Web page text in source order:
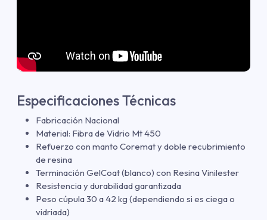
Especificaciones Técnicas
Fabricación Nacional
Material: Fibra de Vidrio Mt 450
Refuerzo con manto Coremat y doble recubrimiento
de resina
Terminación GelCoat (blanco) con Resina Vinilester
Resistencia y durabilidad garantizada
Peso cúpula 30 a 42 kg (dependiendo si es ciega o
vidriada)